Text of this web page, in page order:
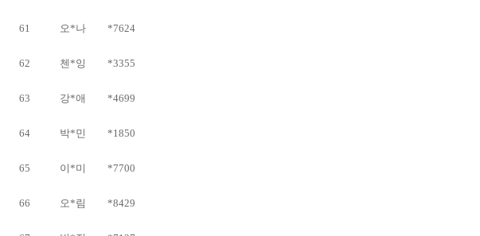
61 오*나 *7624
62 첸*잉 *3355
63 강*애 *4699
64 박*민 *1850
65 이*미 *7700
66 오*림 *8429